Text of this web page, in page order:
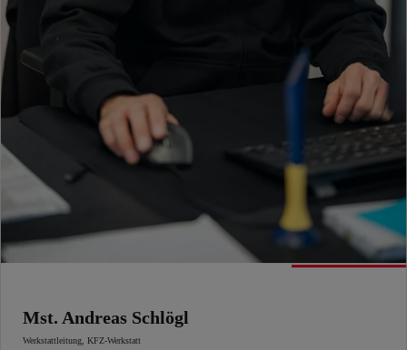
Mst. Andreas Schlögl
Werkstattleitung KFZ-Werkstatt